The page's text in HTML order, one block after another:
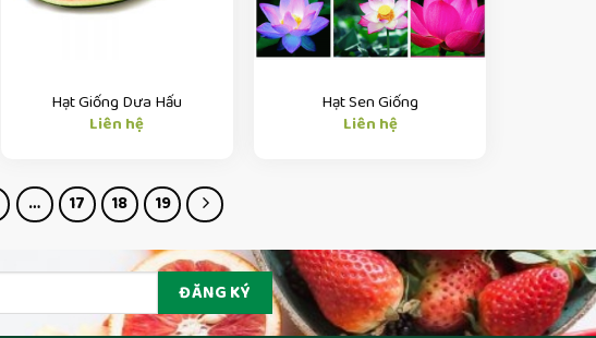
Hạt Giống Dưa Hấu
Liên hệ
Hạt Sen Giống
Liên hệ
… 17 18 19